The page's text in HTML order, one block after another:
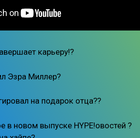
карьеру!?
Эзра Миллер?
на подарок отца??
в новом выпуске HYPE!овостей ?